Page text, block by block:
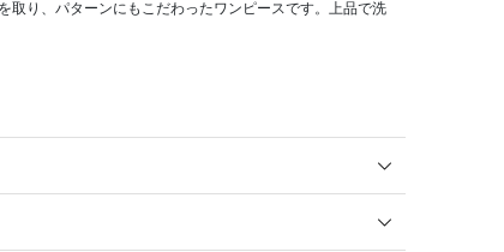
取り、パターンにもこだわったワンピースです。上品で洗